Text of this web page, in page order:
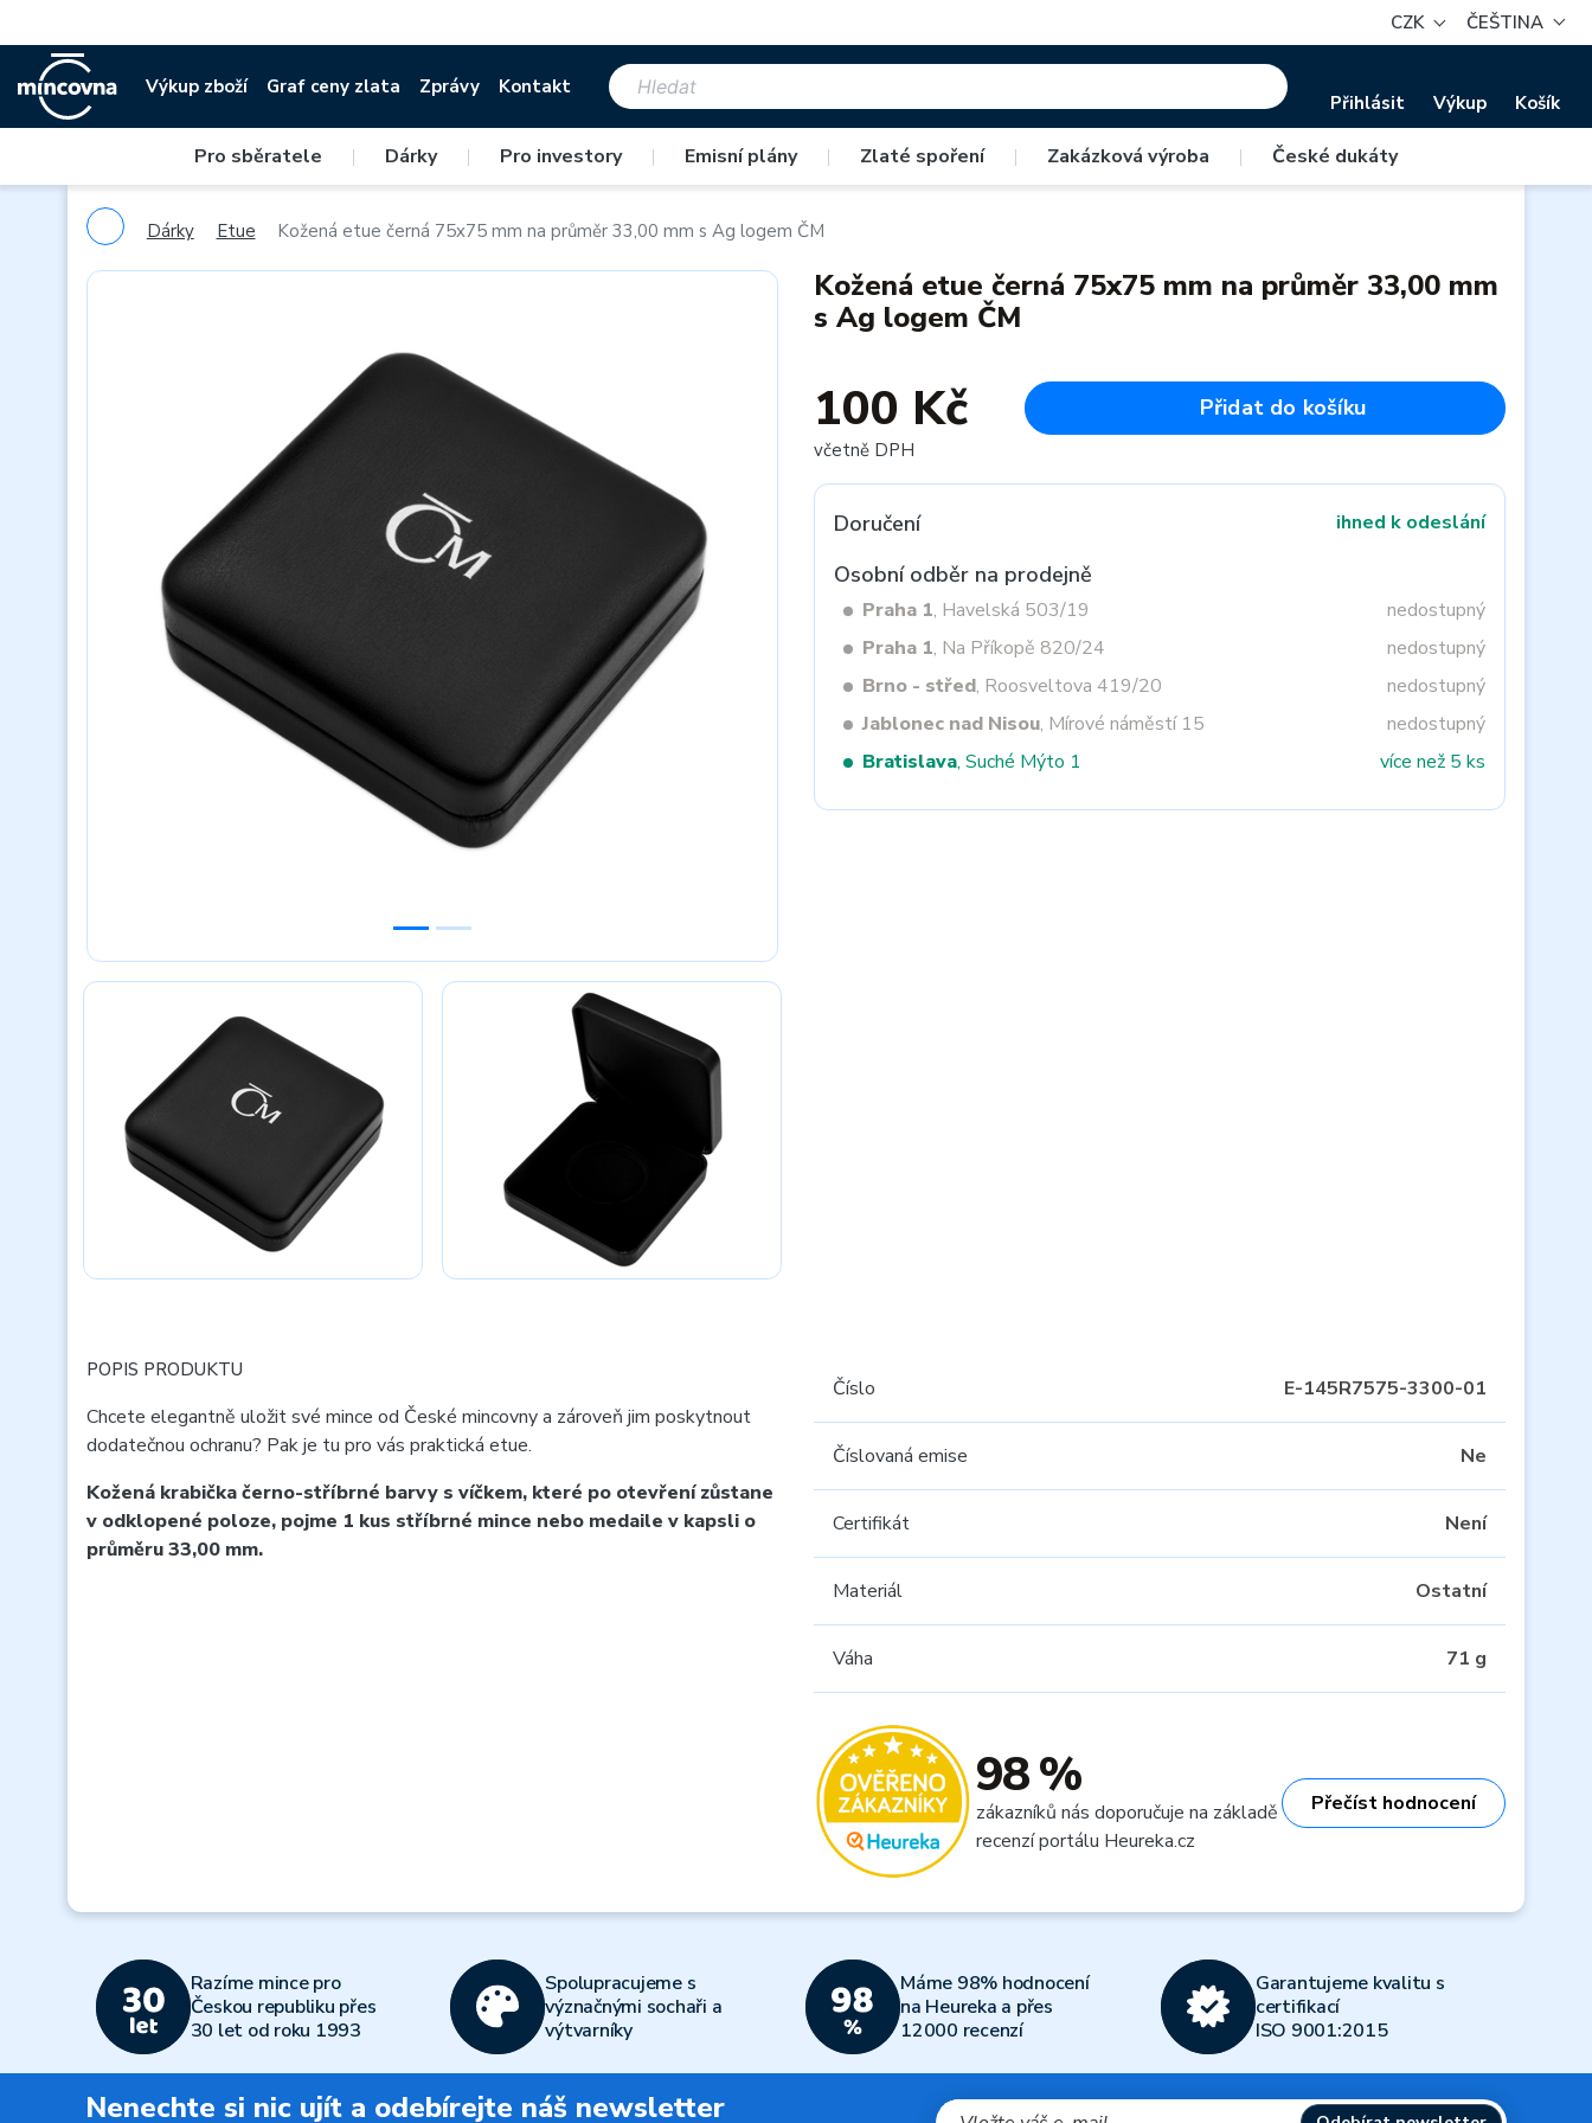
CZK ČEŠTINA
Výkup zboží Graf ceny zlata Zprávy Kontakt
Přihlásit Výkup Košík
Pro sběratele | Dárky | Pro investory | Emisní plány | Zlaté spoření | Zakázková výroba | České dukáty
Dárky Etue Kožená etue černá 75x75 mm na průměr 33,00 mm s Ag logem ČM
Kožená etue černá 75x75 mm na průměr 33,00 mm
s Ag logem ČM
100 Kč
včetně DPH
Přidat do košíku
Doručení ihned k odeslání
Osobní odběr na prodejně
Praha 1, Havelská 503/19
nedostupný
Praha 1, Na Příkopě 820/24
nedostupný
Brno - střed, Roosveltova 419/20
nedostupný
Jablonec nad Nisou, Mírové náměstí 15
nedostupný
Bratislava, Suché Mýto 1 více než 5 ks
POPIS PRODUKTU
Chcete elegantně uložit své mince od České mincovny a zároveň jim poskytnout
dodatečnou ochranu? Pak je tu pro vás praktická etue.
Kožená krabička černo-stříbrné barvy s víčkem, které po otevření zůstane
v odklopené poloze, pojme 1 kus stříbrné mince nebo medaile v kapsli o
průměru 33,00 mm.
Číslo E-145R7575-3300-01
Číslovaná emise Ne
Certifikát Není
Materiál Ostatní
Váha 71 g
98 %
zákazníků nás doporučuje na základě
recenzí portálu Heureka.cz
Přečíst hodnocení
Razíme mince pro
Českou republiku přes
30 let od roku 1993
Spolupracujeme s
význačnými sochaři a
výtvarníky
Máme 98% hodnocení
na Heureka a přes
12000 recenzí
Garantujeme kvalitu s
certifikací
ISO 9001:2015
Nenechte si nic ujít a odebírejte náš newsletter